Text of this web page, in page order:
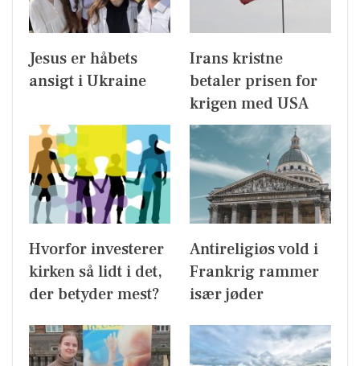
Jesus er håbets
ansigt i Ukraine
Irans kristne
betaler prisen for
krigen med USA
Hvorfor investerer
kirken så lidt i det,
der betyder mest?
Antireligiøs vold i
Frankrig rammer
især jøder